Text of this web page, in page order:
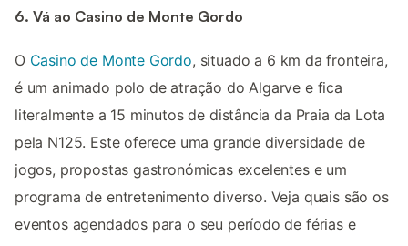
6. Vá ao Casino de Monte Gordo
O Casino de Monte Gordo, situado a 6 km da fronteira,
é um animado polo de atração do Algarve e fica
literalmente a 15 minutos de distância da Praia da Lota
pela N125. Este oferece uma grande diversidade de
jogos, propostas gastronómicas excelentes e um
programa de entretenimento diverso. Veja quais são os
eventos agendados para o seu período de férias e